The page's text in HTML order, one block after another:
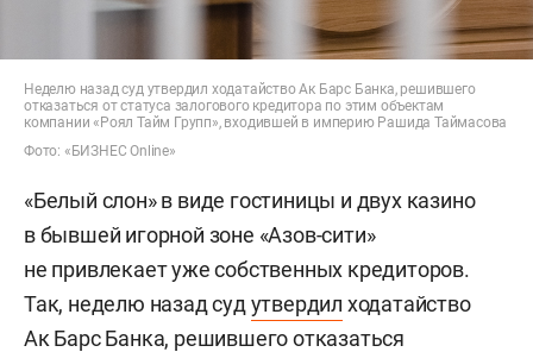
Неделю назад суд утвердил ходатайство Ак Барс Банка, решившего
отказаться от статуса залогового кредитора по этим объектам
компании «Роял Тайм Групп», входившей в империю Рашида Таймасова
Фото: «БИЗНЕС Online»
«Белый слон» в виде гостиницы и двух казино
в бывшей игорной зоне «Азов-сити»
не привлекает уже собственных кредиторов.
Так, неделю назад суд утвердил ходатайство
Ак Барс Банка, решившего отказаться